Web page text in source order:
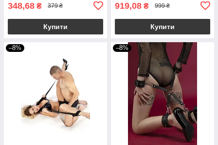
348,68 ₴ 379 ₴
Купити
919,08 ₴ 999 ₴
Купити
–8% –8%